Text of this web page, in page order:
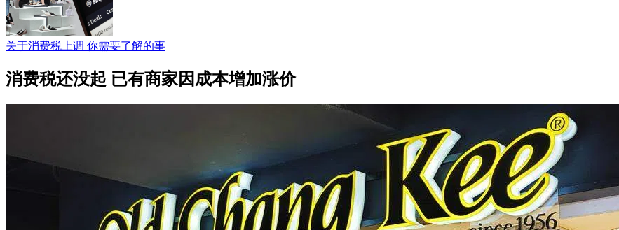
关于消费税上调 你需要了解的事
消费税还没起 已有商家因成本增加涨价